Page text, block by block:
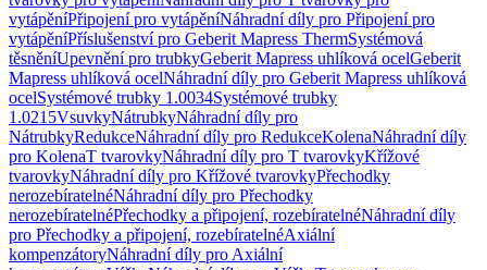
vytápěníPřipojení pro vytápěníNáhradní díly pro Připojení pro
vytápěníPříslušenství pro Geberit Mapress ThermSystémová
těsněníUpevnění pro trubkyGeberit Mapress uhlíková ocelGeberit
Mapress uhlíková ocelNáhradní díly pro Geberit Mapress uhlíková
ocelSystémové trubky 1.0034Systémové trubky
1.0215VsuvkyNátrubkyNáhradní díly pro
NátrubkyRedukceNáhradní díly pro RedukceKolenaNáhradní díly
pro KolenaT tvarovkyNáhradní díly pro T tvarovkyKřížové
tvarovkyNáhradní díly pro Křížové tvarovkyPřechodky
nerozebíratelnéNáhradní díly pro Přechodky
nerozebíratelnéPřechodky a připojení, rozebíratelnéNáhradní díly
pro Přechodky a připojení, rozebíratelnéAxiální
kompenzátoryNáhradní díly pro Axiální